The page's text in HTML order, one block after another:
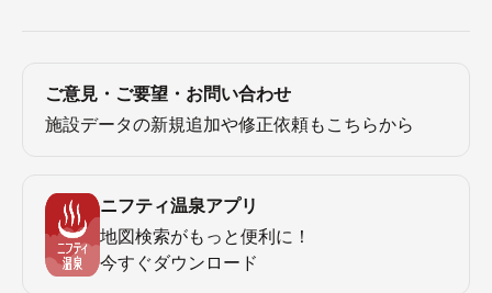
ご意見・ご要望・お問い合わせ
施設データの新規追加や修正依頼もこちらから
ニフティ温泉アプリ
地図検索がもっと便利に！
今すぐダウンロード